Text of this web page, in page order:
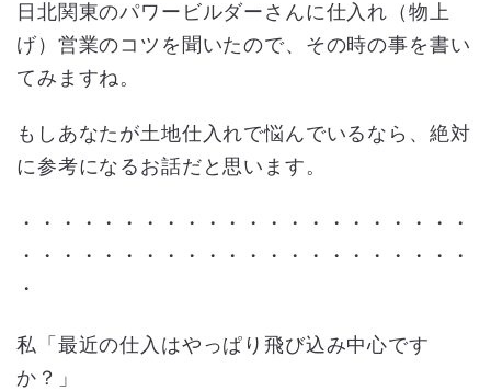
日北関東のパワービルダーさんに仕入れ（物上
げ）営業のコツを聞いたので、その時の事を書い
てみますね。
もしあなたが土地仕入れで悩んでいるなら、絶対
に参考になるお話だと思います。
・・・・・・・・・・・・・・・・・・・・・・
・・・・・・・・・・・・・・・・・・・・・・
・
私「最近の仕入はやっぱり飛び込み中心です
か？」